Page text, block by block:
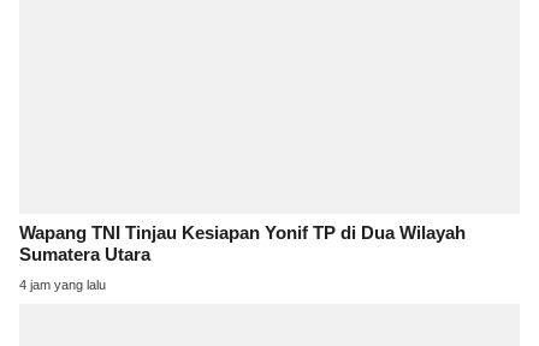
Wapang TNI Tinjau Kesiapan Yonif TP di Dua Wilayah
Sumatera Utara
4 jam yang lalu